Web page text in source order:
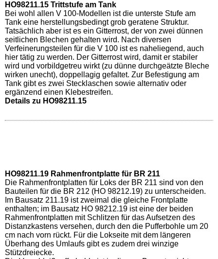
HO98211.15 Trittstufe am Tank
Bei wohl allen V 100-Modellen ist die unterste Stufe am
Tank eine herstellungsbedingt grob geratene Struktur.
Tatsächlich aber ist es ein Gitterrost, der von zwei dünnen
seitlichen Blechen gehalten wird. Nach diversen
Verfeinerungsteilen für die V 100 ist es naheliegend, auch
hier tätig zu werden. Der Gitterrost wird, damit er stabiler
wird und vorbildgetreu wirkt (zu dünne durchgeätzte Bleche
wirken unecht), doppellagig gefaltet. Zur Befestigung am
Tank gibt es zwei Stecklaschen sowie alternativ oder
ergänzend einen Klebestreifen.
Details zu HO98211.15
HO98211.19 Rahmenfrontplatte für BR 211
Die Rahmenfrontplatten für Loks der BR 211 sind von den
Bauteilen für die BR 212 (HO 98212.19) zu unterscheiden.
Im Bausatz 211.19 ist zweimal die gleiche Frontplatte
enthalten; im Bausatz HO 98212.19 ist eine der beiden
Rahmenfrontplatten mit Schlitzen für das Aufsetzen des
Distanzkastens versehen, durch den die Pufferbohle um 20
cm nach vorn rückt. Für die Lokseite mit dem längeren
Überhang des Umlaufs gibt es zudem drei winzige
Stützdreiecke.